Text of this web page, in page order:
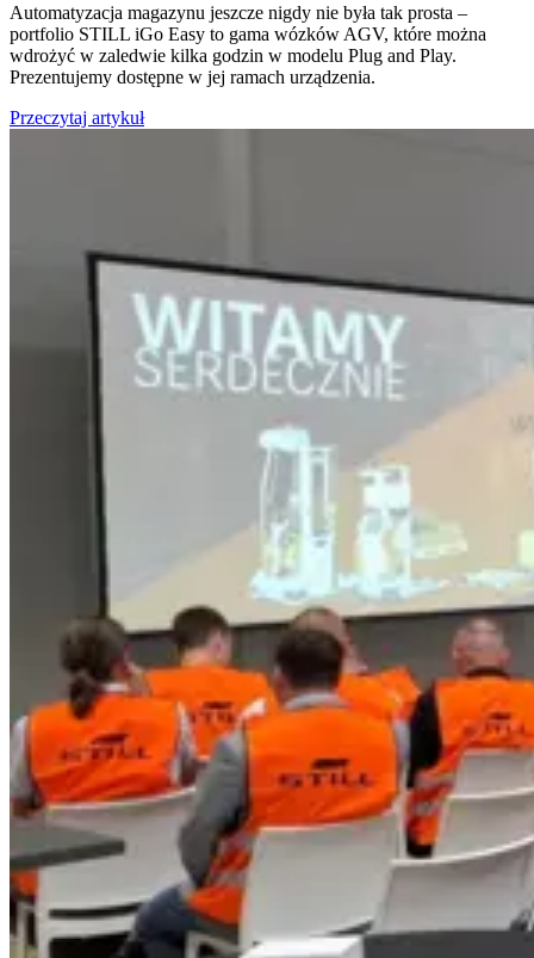
Automatyzacja magazynu jeszcze nigdy nie była tak prosta –
portfolio STILL iGo Easy to gama wózków AGV, które można
wdrożyć w zaledwie kilka godzin w modelu Plug and Play.
Prezentujemy dostępne w jej ramach urządzenia.
Przeczytaj artykuł